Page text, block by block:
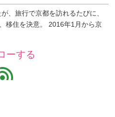
、旅行で京都を訪れるたびに、
移住を決意。 2016年1月から京
ーする
feed